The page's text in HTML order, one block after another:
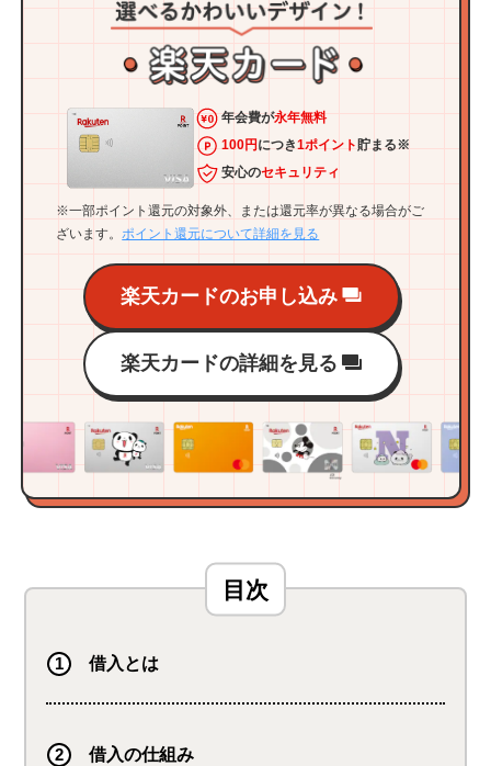
年会費が永年無料
100円 につき1ポイント貯まる※
安心のセキュリティ
※一部ポイント還元の対象外、または還元率が異なる場合がご
ざいます。 ポイント還元について詳細を見る
楽天カードのお申し込み
楽天カードの詳細を見る
借入とは
借入の仕組み